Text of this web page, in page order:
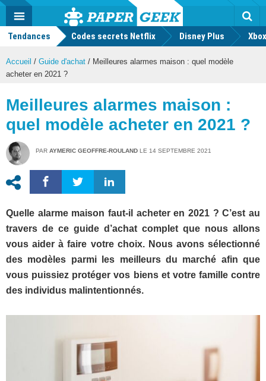
Actu
geek
MENU
Tendances Codes secrets Netflix Disney Plus
Accueil / Guide d'achat / Meilleures alarmes maison : quel modèle
acheter en 2021 ?
Meilleures alarmes maison :
quel modèle acheter en 2021 ?
PAR AYMERIC GEOFFRE-ROULAND LE 14 SEPTEMBRE 2021
Quelle alarme maison faut-il acheter en 2021 ? C’est au
travers de ce guide d’achat complet que nous allons
vous aider à faire votre choix. Nous avons sélectionné
des modèles parmi les meilleurs du marché afin que
vous puissiez protéger vos biens et votre famille contre
des individus malintentionnés.
Mode
FacebookTwitter Youtube